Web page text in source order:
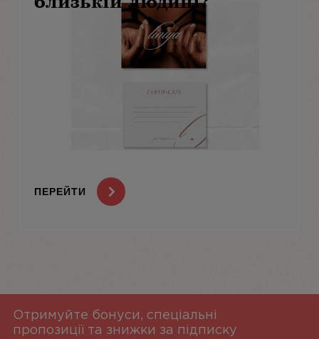
ПЕРЕЙТИ
Отримуйте бонуси, спеціальні
пропозиції та знижки за підписку